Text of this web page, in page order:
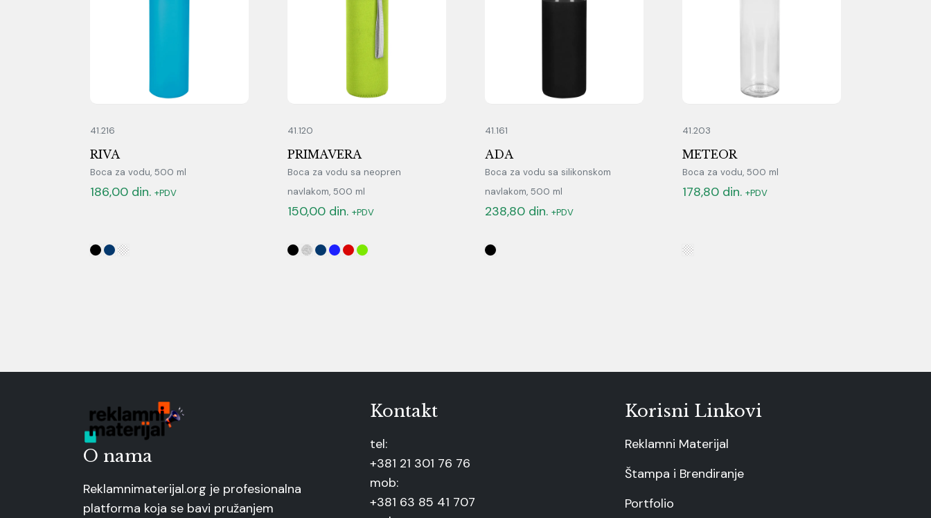
41.216
RIVA
Boca za vodu, 500 ml
186,00 din. +PDV
41.120
PRIMAVERA
Boca za vodu sa neopren
navlakom, 500 ml
150,00 din. +PDV
41.161
ADA
Boca za vodu sa silikonskom
navlakom, 500 ml
238,80 din. +PDV
41.203
METEOR
Boca za vodu, 500 ml
178,80 din. +PDV
O nama
Reklamnimaterijal.org je profesionalna
platforma koja se bavi pružanjem
Kontakt
tel:
+381 21 301 76 76
mob:
+381 63 85 41 707
Korisni Linkovi
Reklamni Materijal
Štampa i Brendiranje
Portfolio